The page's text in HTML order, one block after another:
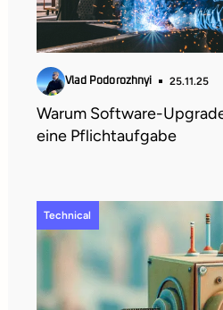
Vlad Podorozhnyi 25.11.25
Warum Software-
eine Pflichtaufgabe
Technical